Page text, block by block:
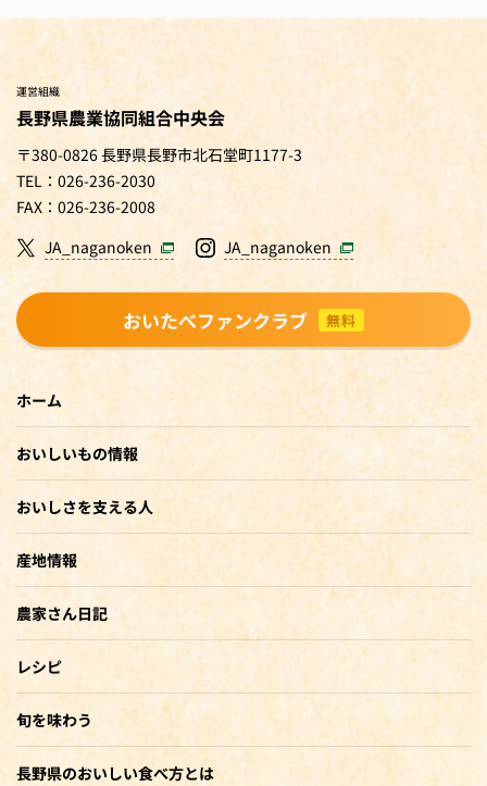
運営組織
長野県農業協同組合中央会
〒380-0826 長野県長野市北石堂町1177-3
TEL：026-236-2030
FAX：026-236-2008
JA_naganoken
JA_naganoken
おいたべファンクラブ 無料
ホーム
おいしいもの情報
おいしさを支える人
産地情報
農家さん日記
レシピ
旬を味わう
長野県のおいしい食べ方とは